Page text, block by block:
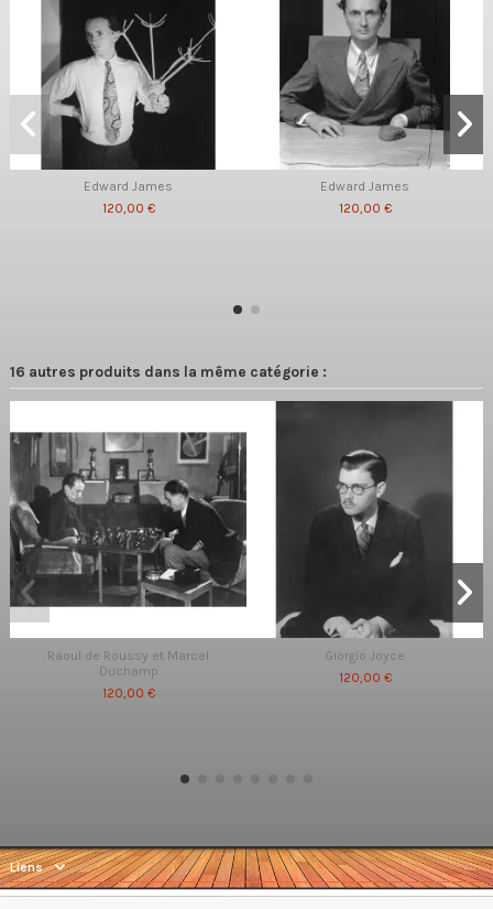
Edward James
120,00 €
Edward James
120,00 €
16 autres produits dans la même catégorie :
Raoul de Roussy et Marcel
Duchamp
120,00 €
Giorgio Joyce
120,00 €
Liens